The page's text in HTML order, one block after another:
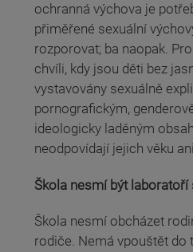
ochranná výchova je
přiměřené sexuální
rozporovat; ba naopak.
chvíli, kdy jsou děti bez
vystavovány sexuálně
pornografickým,
ideologicky laděným
neodpovídají jejich věku
Škola nesmí být
Škola nesmí obcházet
rodiče. Nemá vpouštět do